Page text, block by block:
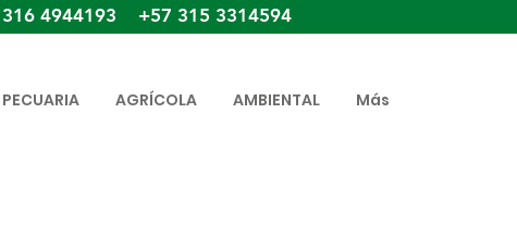
4944193 +57 315 3314594
AGRÍCOLA AMBIENTAL Más